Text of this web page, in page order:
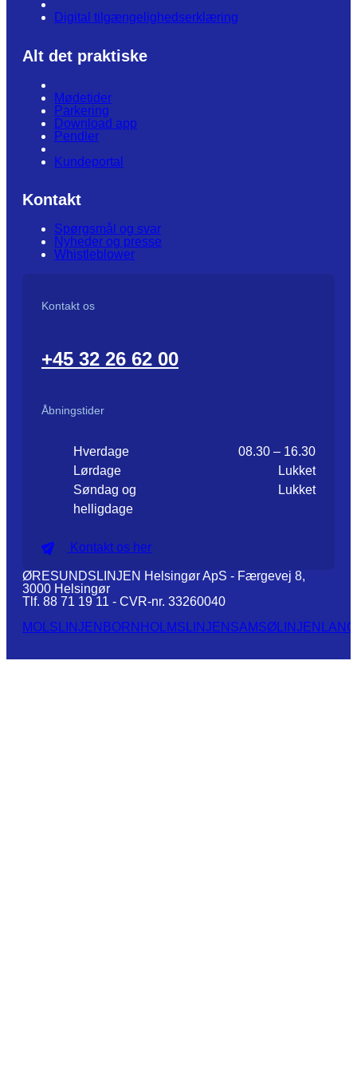
Digital tilgængelighedserklæring
Alt det praktiske
Mødetider
Parkering
Download app
Pendler
Kundeportal
Kontakt
Spørgsmål og svar
Nyheder og presse
Whistleblower
Kontakt os
+45 32 26 62 00
Åbningstider
Hverdage
08.30 – 16.30
Lørdage
Lukket
Søndag og
helligdage
Lukket
Kontakt os her
ØRESUNDSLINJEN Helsingør ApS - Færgevej 8,
3000 Helsingør
Tlf. 88 71 19 11 - CVR-nr. 33260040
MOLSLINJEN BORNHOLMSLINJEN SAMSØLINJEN